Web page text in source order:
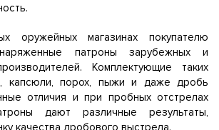
оружейных магазинах покупателю
патроны зарубежных и
Комплектующие таких
капсюли, порох, пыжи и даже дробь
отличия и при пробных отстрелах
дают различные результаты,
качества дробового выстрела.